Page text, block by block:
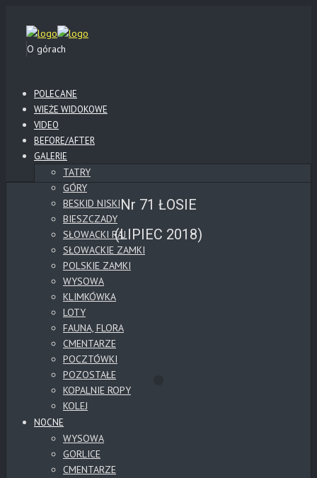
O górach
POLECANE
WIEŻE WIDOKOWE
VIDEO
BEFORE/AFTER
GALERIE
TATRY
GÓRY
BESKID NISKI
BIESZCZADY
SŁOWACKI RAJ
SŁOWACKIE ZAMKI
POLSKIE ZAMKI
WYSOWA
KLIMKÓWKA
LOTY
FAUNA, FLORA
CMENTARZE
POCZTÓWKI
POZOSTAŁE
KOPALNIE ROPY
KOLEJ
NOCNE
WYSOWA
GORLICE
CMENTARZE
Nr 71 ŁOSIE
(LIPIEC 2018)